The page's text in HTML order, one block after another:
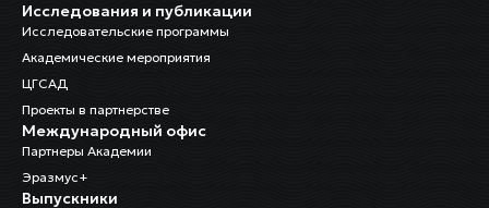
Исследования и публикации
Исследовательские программы
Академические мероприятия
ЦГСАД
Проекты в партнерстве
Международный офис
Партнеры Академии
Эразмус+
Выпускники